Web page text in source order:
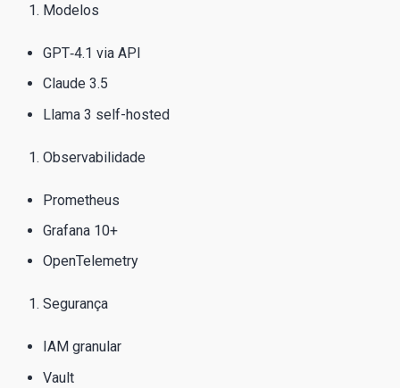
Modelos
GPT‑4.1 via API
Claude 3.5
Llama 3 self-hosted
Observabilidade
Prometheus
Grafana 10+
OpenTelemetry
Segurança
IAM granular
Vault